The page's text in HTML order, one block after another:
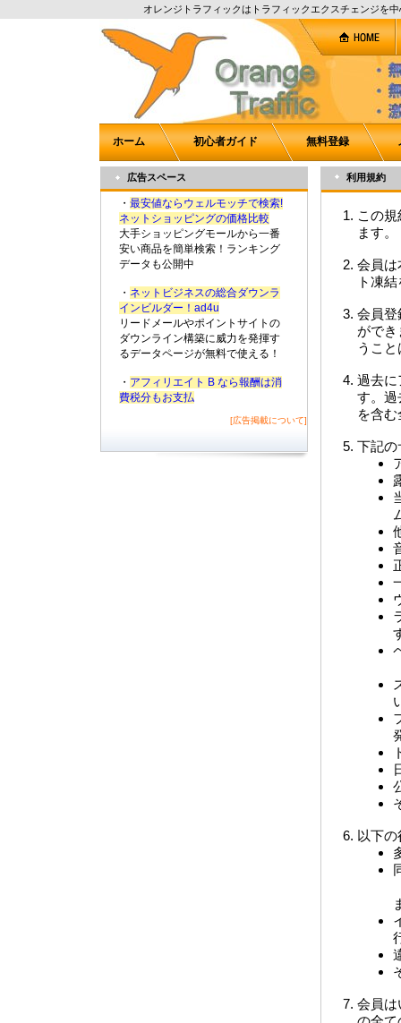
オレンジトラフィックはトラフィックエクスチェンジを
ホーム 初心者ガイド 無料登録
広告スペース
・ 最安値ならウェルモッチで検索!
ネットショッピングの価格比較
大手ショッピングモールから一番
安い商品を簡単検索！ランキング
データも公開中
・ ネットビジネスの総合ダウンラ
インビルダー！ad4u
リードメールやポイントサイトの
ダウンライン構築に威力を発揮す
るデータページが無料で使える！
・ アフィリエイト B なら報酬は消
費税分もお支払
[広告掲載について]
利用規約
この
ます。
会員は
ト凍
会員登
がで
うこ
過去に
す。過
を含
下記の
以下
会員は